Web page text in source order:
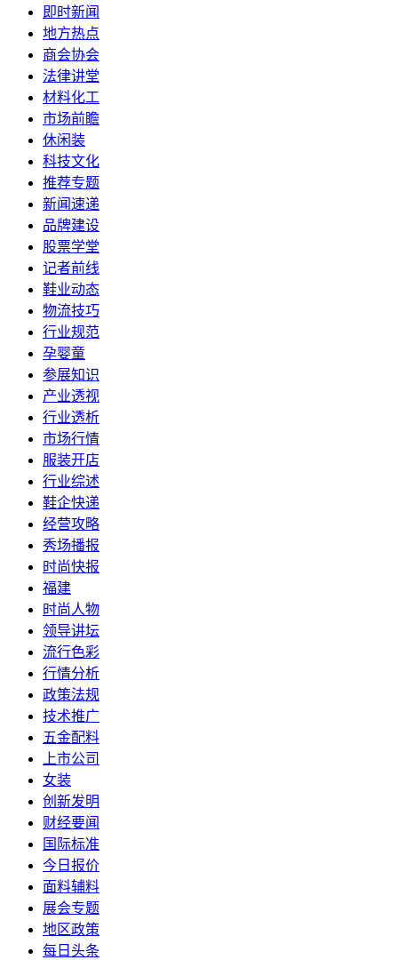
即时新闻
地方热点
商会协会
法律讲堂
材料化工
市场前瞻
休闲装
科技文化
推荐专题
新闻速递
品牌建设
股票学堂
记者前线
鞋业动态
物流技巧
行业规范
孕婴童
参展知识
产业透视
行业透析
市场行情
服装开店
行业综述
鞋企快递
经营攻略
秀场播报
时尚快报
福建
时尚人物
领导讲坛
流行色彩
行情分析
政策法规
技术推广
五金配料
上市公司
女装
创新发明
财经要闻
国际标准
今日报价
面料辅料
展会专题
地区政策
每日头条